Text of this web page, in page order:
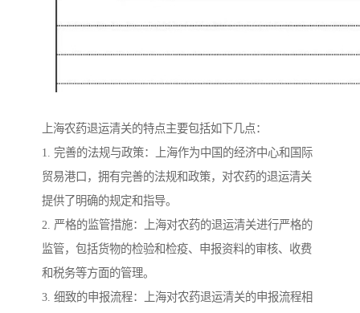
上海农药退运清关的特点主要包括如下几点：
1. 完善的法规与政策：上海作为中国的经济中心和国际
贸易港口，拥有完善的法规和政策，对农药的退运清关
提供了明确的规定和指导。
2. 严格的监管措施：上海对农药的退运清关进行严格的
监管，包括货物的检验和检疫、申报资料的审核、收费
和税务等方面的管理。
3. 细致的申报流程：上海对农药退运清关的申报流程相